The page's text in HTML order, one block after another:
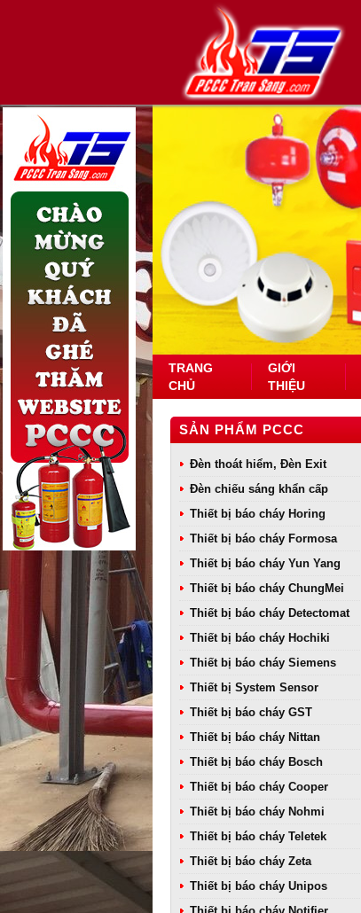
TRANG
CHỦ
GIỚI
THIỆU
SẢN PHẨM PCCC
Đèn thoát hiểm, Đèn Exit
Đèn chiếu sáng khẩn cấp
Thiết bị báo cháy Horing
Thiết bị báo cháy Formosa
Thiết bị báo cháy Yun Yang
Thiết bị báo cháy ChungMei
Thiết bị báo cháy Detectomat
Thiết bị báo cháy Hochiki
Thiết bị báo cháy Siemens
Thiết bị System Sensor
Thiết bị báo cháy GST
Thiết bị báo cháy Nittan
Thiết bị báo cháy Bosch
Thiết bị báo cháy Cooper
Thiết bị báo cháy Nohmi
Thiết bị báo cháy Teletek
Thiết bị báo cháy Zeta
Thiết bị báo cháy Unipos